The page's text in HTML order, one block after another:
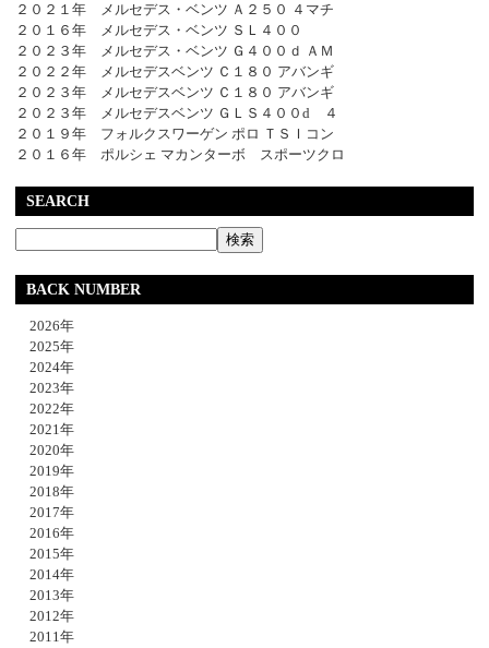
２０２１年 メルセデス・ベンツ Ａ２５０ ４マチ
２０１６年 メルセデス・ベンツ ＳＬ４００
２０２３年 メルセデス・ベンツ Ｇ４００ｄ ＡＭ
２０２２年 メルセデスベンツ Ｃ１８０ アバンギ
２０２３年 メルセデスベンツ Ｃ１８０ アバンギ
２０２３年 メルセデスベンツ ＧＬＳ４００d ４
２０１９年 フォルクスワーゲン ポロ ＴＳＩコン
２０１６年 ポルシェ マカンターボ スポーツクロ
SEARCH
BACK NUMBER
2026年
2025年
2024年
2023年
2022年
2021年
2020年
2019年
2018年
2017年
2016年
2015年
2014年
2013年
2012年
2011年